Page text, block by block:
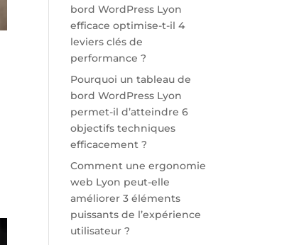
bord WordPress Lyon
efficace optimise-t-il 4
leviers clés de
performance ?
Pourquoi un tableau de
bord WordPress Lyon
permet-il d’atteindre 6
objectifs techniques
efficacement ?
Comment une ergonomie
web Lyon peut-elle
améliorer 3 éléments
puissants de l’expérience
utilisateur ?